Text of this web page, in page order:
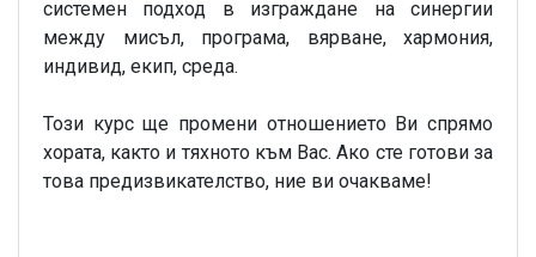
системен подход в изграждане на синергии
между мисъл, програма, вярване, хармония,
индивид, екип, среда.
Този курс ще промени отношението Ви спрямо
хората, както и тяхното към Вас. Ако сте готови за
това предизвикателство, ние ви очакваме!